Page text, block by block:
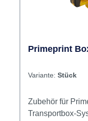
Primeprint
Variante: Stück
Zubehör für Primeprint.
Transportbox-